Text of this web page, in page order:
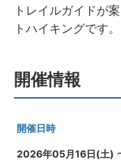
トレイルガイドが
トハイキングです。
開催情報
開催日時
2026年05月16日(土)